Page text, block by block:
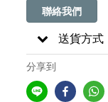
聯絡我們
送貨方式
分享到